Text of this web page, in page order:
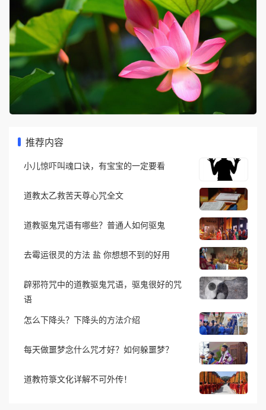
推荐内容
小儿惊吓叫魂口诀，有宝宝的一定要看
道教太乙救苦天尊心咒全文
道教驱鬼咒语有哪些？普通人如何驱鬼
去霉运很灵的方法 盐 你想想不到的好用
辟邪符咒中的道教驱鬼咒语，驱鬼很好的咒
语
怎么下降头？下降头的方法介绍
每天做噩梦念什么咒才好？如何躲噩梦？
道教符箓文化详解不可外传！